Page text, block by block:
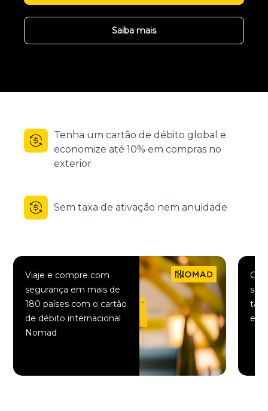
Saiba mais
Tenha um cartão de débito global e
economize até 10% em compras no
exterior
Sem taxa de ativação nem anuidade
Viaje e compre com
segurança em mais de
180 países com o cartão
de débito internacional
Nomad